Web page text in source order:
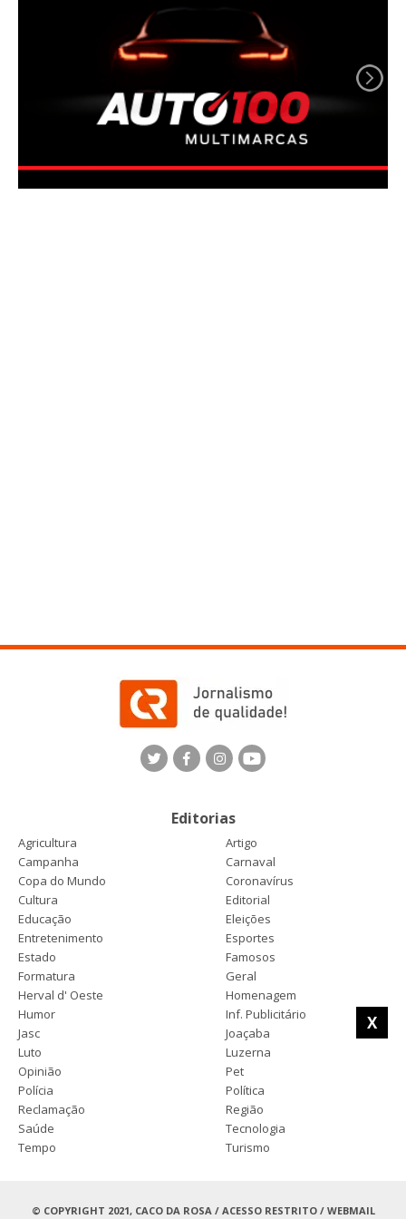
X
Editorias
Agricultura
Artigo
Campanha
Carnaval
Copa do Mundo
Coronavírus
Cultura
Editorial
Educação
Eleições
Entretenimento
Esportes
Estado
Famosos
Formatura
Geral
Herval d' Oeste
Homenagem
Humor
Inf. Publicitário
Jasc
Joaçaba
Luto
Luzerna
Opinião
Pet
Polícia
Política
Reclamação
Região
Saúde
Tecnologia
Tempo
Turismo
© COPYRIGHT 2021, CACO DA ROSA / ACESSO RESTRITO/ WEBMAIL